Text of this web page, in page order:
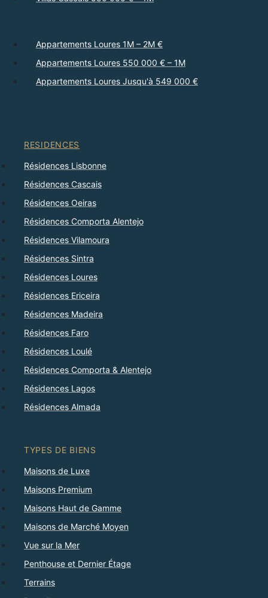
Appartements Loures 1M – 2M €
Appartements Loures 550 000 € – 1M
Appartements Loures Jusqu'à 549 000 €
RESIDENCES
Résidences Lisbonne
Résidences Cascais
Résidences Oeiras
Résidences Comporta Alentejo
Résidences Vilamoura
Résidences Sintra
Résidences Loures
Résidences Ericeira
Résidences Madeira
Résidences Faro
Résidences Loulé
Résidences Comporta & Alentejo
Résidences Lagos
Résidences Almada
TYPES DE BIENS
Maisons de Luxe
Maisons Premium
Maisons Haut de Gamme
Maisons de Marché Moyen
Vue sur la Mer
Penthouse et Dernier Étage
Terrains